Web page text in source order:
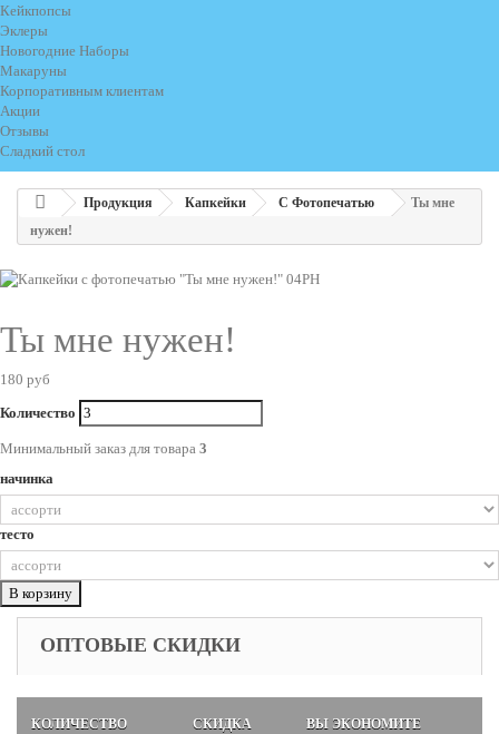
Кейкпопсы
Эклеры
Новогодние Наборы
Макаруны
Корпоративным клиентам
Акции
Отзывы
Сладкий стол
Продукция Капкейки С Фотопечатью
Ты мне
нужен!
Ты мне нужен!
180 руб
Количество
Минимальный заказ для товара 3
начинка
тесто
В корзину
ОПТОВЫЕ СКИДКИ
КОЛИЧЕСТВО СКИДКА ВЫ ЭКОНОМИТЕ